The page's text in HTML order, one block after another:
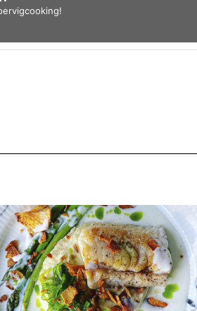
!